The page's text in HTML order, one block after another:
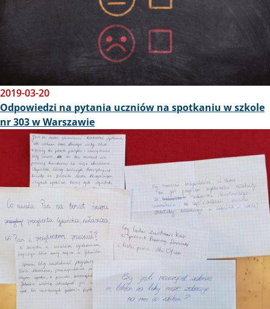
2019-03-20
Odpowiedzi na pytania uczniów na spotkaniu w szkole
nr 303 w Warszawie